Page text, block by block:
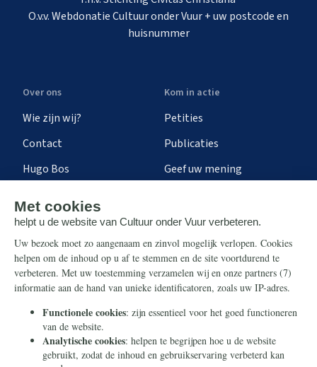
O.v.v. Webdonatie Cultuur onder Vuur + uw postcode en
huisnummer
Over ons
Wie zijn wij?
Contact
Hugo Bos
Kom in actie
Petities
Publicaties
Geef uw mening
Steun ons
Nieuwsbrief
Eenmalig
Maandelijks
Periodiek
Info
Contact
Ontvang onze Telegram-
berichten